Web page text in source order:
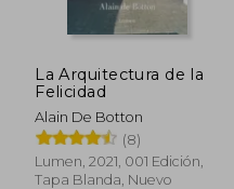
45%
dcto. $ 36.78
La Arquitectura de la
Felicidad
Alain De Botton
(8)
Lumen, 2021, 001 Edición,
Tapa Blanda, Nuevo